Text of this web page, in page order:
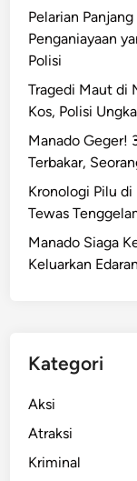
Pelarian
Penganiayaan
Polisi
Tragedi Maut di
Kos, Polisi
Manado Geger!
Terbakar,
Kronologi Pilu di
Tewas
Manado Siaga
Keluarkan
Kategori
Aksi
Atraksi
Kriminal